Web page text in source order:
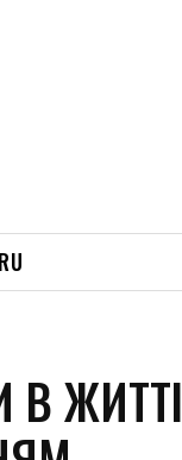
RU
В ЖИТТІ